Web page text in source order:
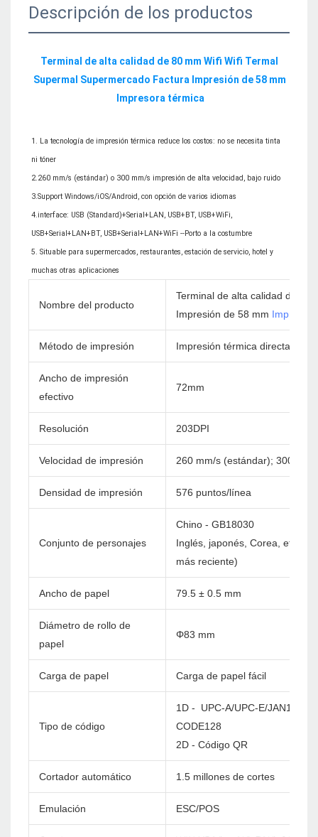
Descripción de los productos
Terminal de alta calidad de 80 mm Wifi Wifi Termal
Supermal Supermercado Factura Impresión de 58 mm
1. La tecnología de impresión térmica reduce los costos: no se necesita tinta
ni tóner
2.260 mm/s (estándar) o 300 mm/s impresión de alta velocidad, bajo ruido
3.Support Windows/iOS/Android, con opción de varios idiomas
4.interface: USB (Standard)+Serial+LAN, USB+BT, USB+WiFi,
USB+Serial+LAN+BT, USB+Serial+LAN+WiFi --Porto a la costumbre
5. Situable para supermercados, restaurantes, estación de servicio, hotel y
Nombre del producto
Terminal de alta calidad de 80
Impresión de 58 mm
Método de impresión Impresión térmica directa
Ancho de impresión
efectivo
72mm
Resolución 203DPI
Velocidad de impresión 260 mm/s (estándar); 300 mm/
Densidad de impresión 576 puntos/línea
Conjunto de personajes
Chino - GB18030
Inglés, japonés, Corea, etc.
más reciente)
Ancho de papel 79.5 ± 0.5 mm
Diámetro de rollo de
papel
Φ83 mm
Carga de papel Carga de papel fácil
Tipo de código
1D - UPC-A/UPC-E/
CODE128
2D - Código QR
Cortador automático 1.5 millones de cortes
Emulación ESC/POS